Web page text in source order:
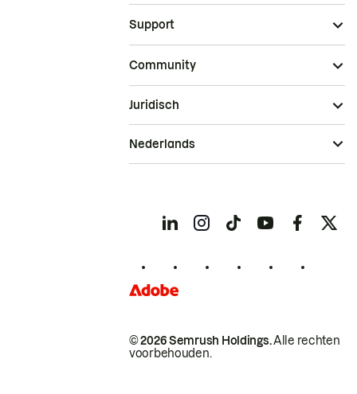
Support
Community
© 2026 Semrush Holdings.Alle rechten
voorbehouden.
Juridisch
Nederlands